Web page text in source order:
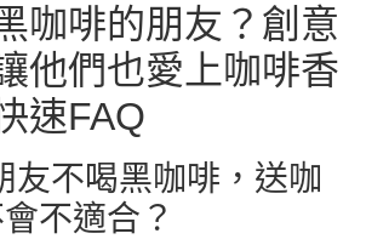
咖啡的朋友？創意
他們也愛上咖啡香
速FAQ
友不喝黑咖啡，送咖
不適合？